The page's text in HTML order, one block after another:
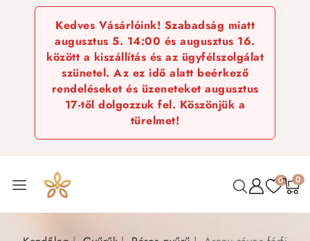
Kedves Vásárlóink! Szabadság miatt
augusztus 5. 14:00 és augusztus 16.
között a kiszállítás és az ügyfélszolgálat
szünetel. Az ez idő alatt beérkező
rendeléseket és üzeneteket augusztus
17-től dolgozzuk fel. Köszönjük a
türelmet!
0 0